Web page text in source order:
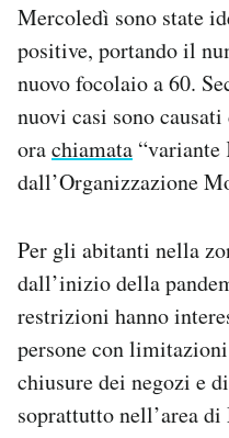
Area Personale
Newsletter
Notifiche mobile
Regala il Post
Hai bisogno di aiuto?
Esci
Mercoledì sono state
positive, portando il
nuovo focolaio a 60.
nuovi casi sono
orachiamata “variante
dall’Organizzazione
Per gli abitanti nella
dall’inizio della
restrizioni hanno
persone con
chiusure dei negozi e
soprattutto nell’area